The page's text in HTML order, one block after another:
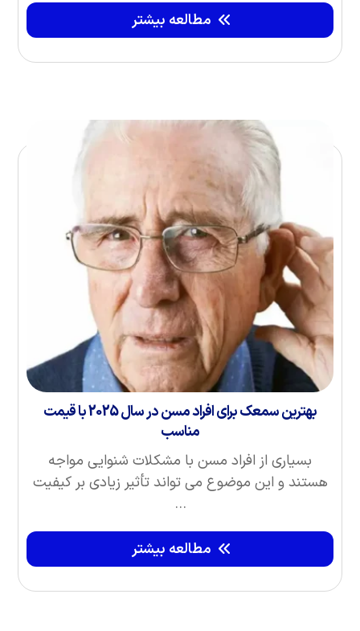
مطالعه بیشتر
بهترین سمعک برای افراد مسن در سال 2025 با قیمت
مناسب
بسیاری از افراد مسن با مشکلات شنوایی مواجه
هستند و این موضوع می‌ تواند تأثیر زیادی بر کیفیت
...
مطالعه بیشتر